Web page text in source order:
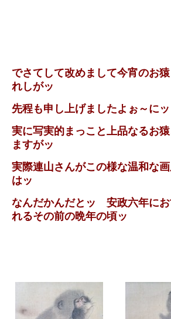
でさてして改めまして今宵のお
れしがッ
先程も申し上げましたよぉ～にッ
実に写実的まっこと上品なるお
ますがッ
実際連山さんがこの様な温和な
はッ
なんだかんだとッ 安政六年にお
れるその前の晩年の頃ッ